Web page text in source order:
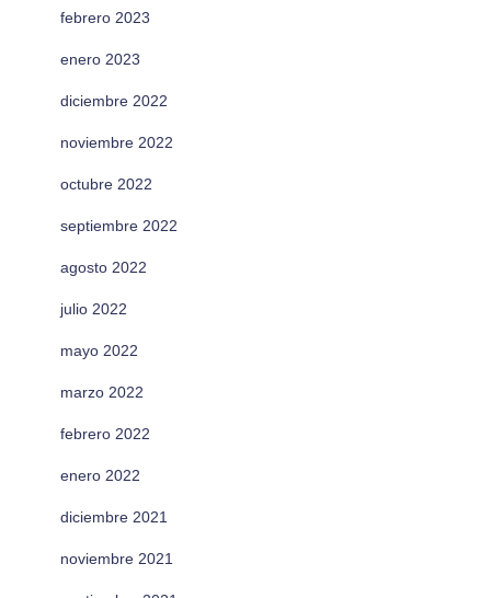
febrero 2023
enero 2023
diciembre 2022
noviembre 2022
octubre 2022
septiembre 2022
agosto 2022
julio 2022
mayo 2022
marzo 2022
febrero 2022
enero 2022
diciembre 2021
noviembre 2021